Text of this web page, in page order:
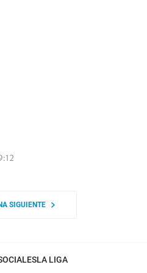
SIGUIENTE
LA LIGA